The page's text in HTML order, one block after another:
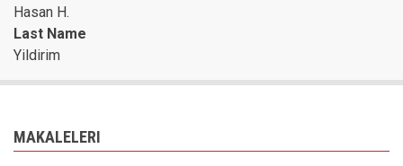
Hasan H.
Last Name
Yildirim
MAKALELERI